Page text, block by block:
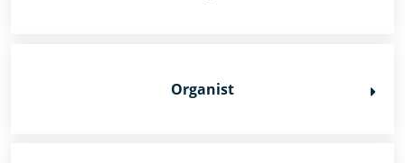
Organist